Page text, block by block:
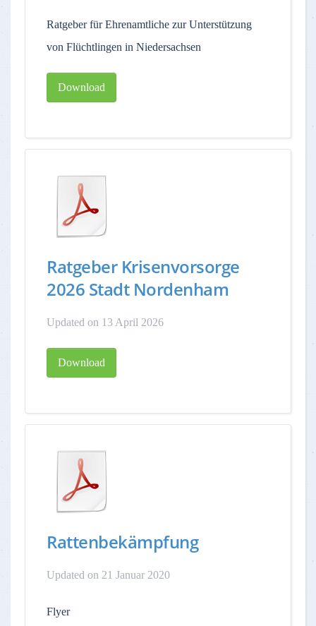
Ratgeber für Ehrenamtliche zur Unterstützung
von Flüchtlingen in Niedersachsen
Download
Ratgeber Krisenvorsorge
2026 Stadt Nordenham
Updated on 13 April 2026
Download
Rattenbekämpfung
Updated on 21 Januar 2020
Flyer